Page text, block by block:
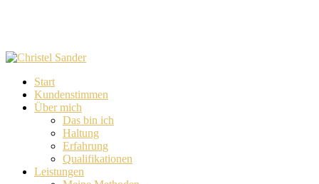
content
Menu
Start
Kundenstimmen
Über mich
Das bin ich
Haltung
Erfahrung
Qualifikationen
Leistungen